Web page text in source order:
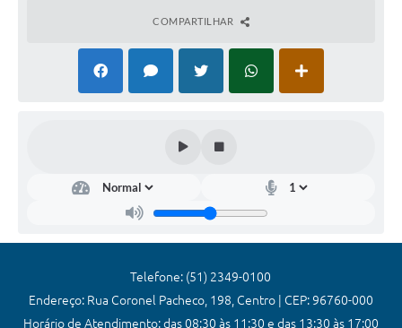
COMPARTILHAR
Telefone: (51) 2349-0100
Endereço: Rua Coronel Pacheco, 198, Centro | CEP: 96760-000
Horário de Atendimento: das 08:30 às 11:30 e das 13:30 às 17:00